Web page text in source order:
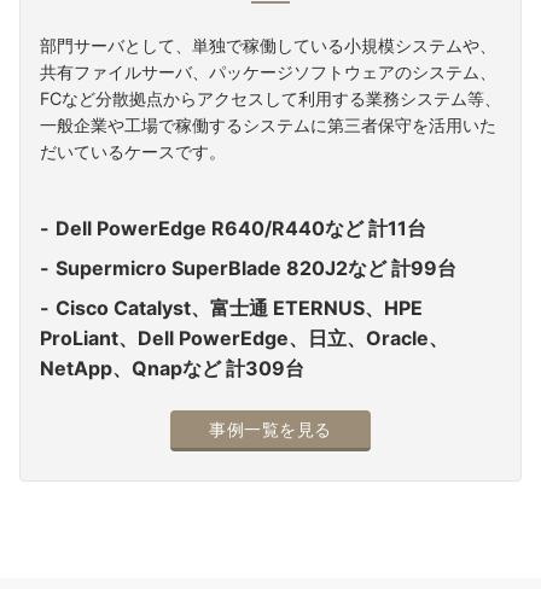
部門サーバとして、単独で稼働している小規模システムや、
共有ファイルサーバ、パッケージソフトウェアのシステム、
FCなど分散拠点からアクセスして利用する業務システム等、
一般企業や工場で稼働するシステムに第三者保守を活用いた
だいているケースです。
Dell PowerEdge R640/R440など 計11台
Supermicro SuperBlade 820J2など 計99台
Cisco Catalyst、富士通 ETERNUS、HPE
ProLiant、Dell PowerEdge、日立、Oracle、
NetApp、Qnapなど 計309台
事例一覧を見る